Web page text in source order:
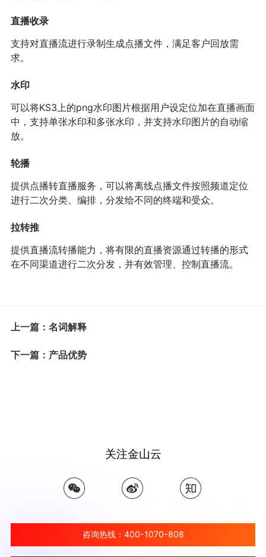
直播收录
支持对直播流进行录制生成点播文件，满足客户回放需
求。
水印
可以将KS3上的png水印图片根据用户设定位加在直播画面
中，支持单张水印和多张水印，并支持水印图片的自动缩
放。
轮播
提供点播转直播服务，可以将离线点播文件按照频道定位
进行二次分类、编排，分发给不同的终端和受众。
拉转推
提供直播流转播能力，将有限的直播资源通过转播的形式
在不同渠道进行二次分发，并有效管理、控制直播流。
上一篇：名词解释
下一篇：产品优势
关注金山云
咨询热线：400-1070-808